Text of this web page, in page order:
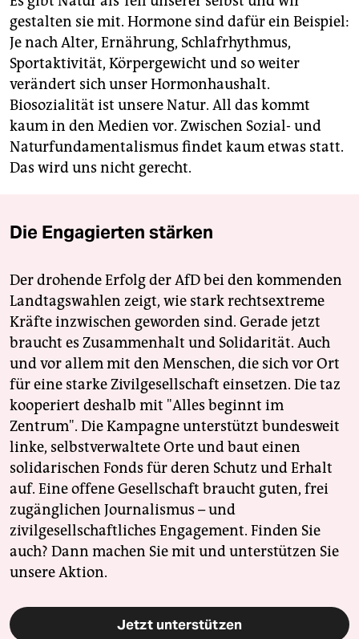
gestalten sie mit. Hormone sind dafür ein Beispiel:
Je nach Alter, Ernährung, Schlafrhythmus,
Sportaktivität, Körpergewicht und so weiter
verändert sich unser Hormonhaushalt.
Biosozialität ist unsere Natur. All das kommt
kaum in den Medien vor. Zwischen Sozial- und
Naturfundamentalismus findet kaum etwas statt.
Das wird uns nicht gerecht.
Die Engagierten stärken
Der drohende Erfolg der AfD bei den kommenden
Landtagswahlen zeigt, wie stark rechtsextreme
Kräfte inzwischen geworden sind. Gerade jetzt
braucht es Zusammenhalt und Solidarität. Auch
und vor allem mit den Menschen, die sich vor Ort
für eine starke Zivilgesellschaft einsetzen. Die taz
kooperiert deshalb mit "Alles beginnt im
Zentrum". Die Kampagne unterstützt bundesweit
linke, selbstverwaltete Orte und baut einen
solidarischen Fonds für deren Schutz und Erhalt
auf. Eine offene Gesellschaft braucht guten, frei
zugänglichen Journalismus – und
zivilgesellschaftliches Engagement. Finden Sie
auch? Dann machen Sie mit und unterstützen Sie
unsere Aktion.
Jetzt unterstützen